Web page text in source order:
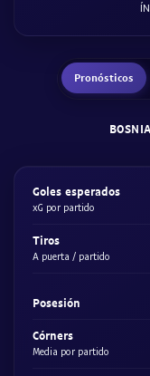
Pronósticos
Goles esperados
xG por partido
Tiros
A puerta / partido
Posesión
Córners
Media por partido